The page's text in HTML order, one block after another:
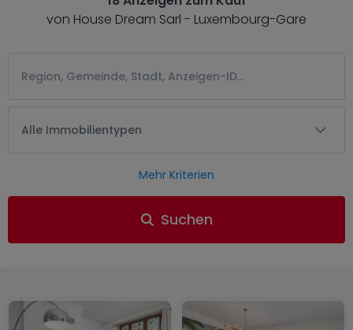
von House Dream Sarl - Luxembourg-Gare
Alle Immobilientypen
Mehr Kriterien
Suchen